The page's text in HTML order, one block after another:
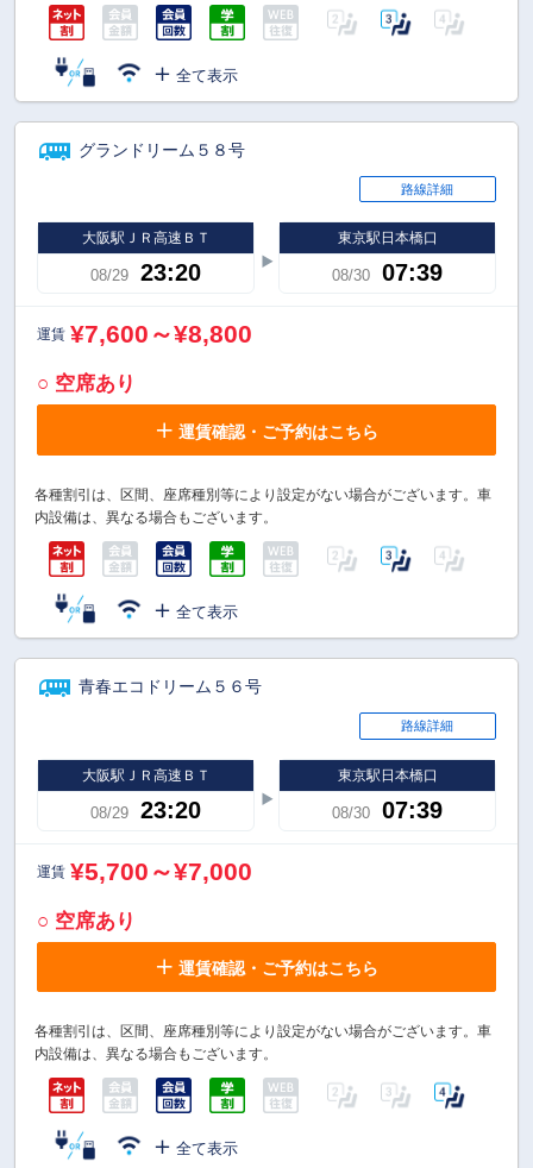
全て表示
グランドリーム５８号
路線詳細
大阪駅ＪＲ高速ＢＴ
08/29 23:20
東京駅日本橋口
08/30 07:39
運賃 ¥7,600～¥8,800
○ 空席あり
運賃確認・ご予約はこちら
各種割引は、区間、座席種別等により設定がない場合がございます。車
内設備は、異なる場合もございます。
全て表示
青春エコドリーム５６号
路線詳細
大阪駅ＪＲ高速ＢＴ
08/29 23:20
東京駅日本橋口
08/30 07:39
運賃 ¥5,700～¥7,000
○ 空席あり
運賃確認・ご予約はこちら
各種割引は、区間、座席種別等により設定がない場合がございます。車
内設備は、異なる場合もございます。
全て表示